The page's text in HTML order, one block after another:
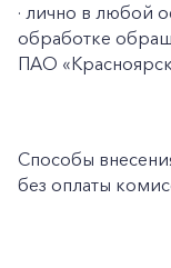
· лично в любой
обработке
ПАО
Способы
без оплаты